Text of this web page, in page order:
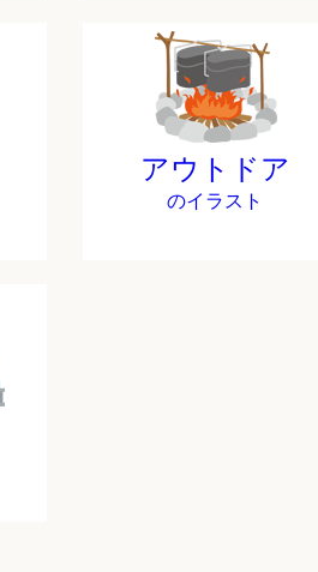
アウトドア
のイラスト